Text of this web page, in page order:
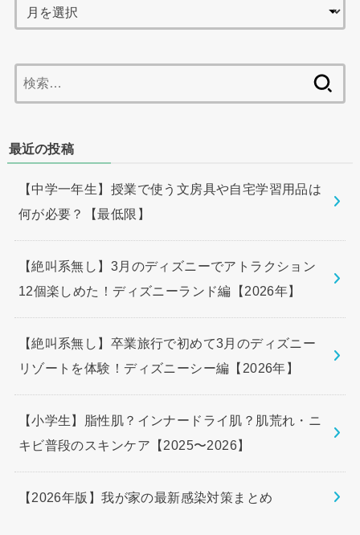
索:
最近の投稿
【中学一年生】授業で使う文房具や自宅学習用品は
何が必要？【最低限】
【絶叫系無し】3月のディズニーでアトラクション
12個楽しめた！ディズニーランド編【2026年】
【絶叫系無し】卒業旅行で初めて3月のディズニー
リゾートを体験！ディズニーシー編【2026年】
【小学生】脂性肌？インナードライ肌？肌荒れ・ニ
キビ普段のスキンケア【2025〜2026】
【2026年版】我が家の最新感染対策まとめ